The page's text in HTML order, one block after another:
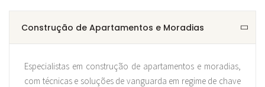
Construção de Apartamentos e Moradias
Especialistas em construção de apartamentos e moradias,
com técnicas e soluções de vanguarda em regime de chave